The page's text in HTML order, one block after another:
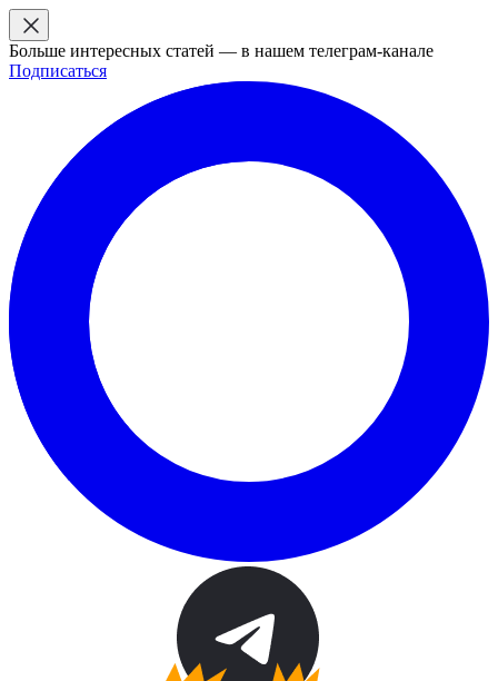
Больше интересных статей — в нашем телеграм-канале
Подписаться